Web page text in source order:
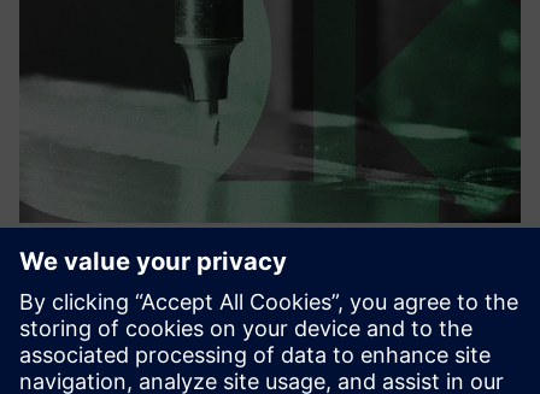
Your AI Copilot for CAM
programming
Our AI models turn your production history into scalable
automation. It runs fully on-premise, secure, and